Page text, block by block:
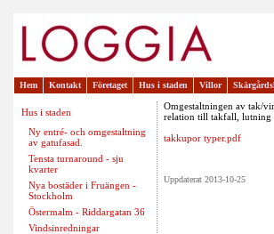
Hem Kontakt Företaget Hus i staden Villor
Hus i staden
Ny entré- och omgestaltning
av gatufasad.
Tensta turnaround - sju
kvarter
Nya bostäder i Fruängen -
Stockholm
Östermalm - Riddargatan 36
Vindsinredningar
Omgestaltningen av tak/
relation till takfall, lutning
takkupor typer.pdf
Uppdaterat 2013-10-25